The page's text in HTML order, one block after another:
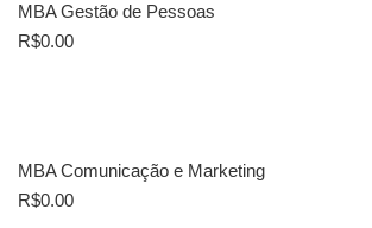
MBA Gestão de Pessoas
R$0.00
MBA Comunicação e Marketing
R$0.00